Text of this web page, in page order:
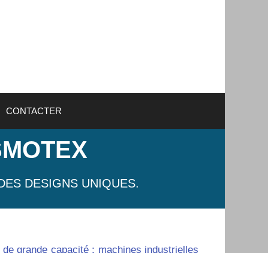
CONTACTER
DESIGNS UNIQUES.
grande capacité : machines industrielles